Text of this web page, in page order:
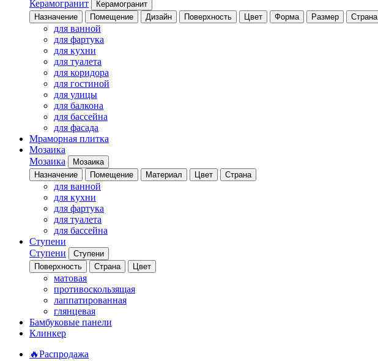
Керамогранит
Керамогранит
Назначение
Помещение Дизайн Поверхность Цвет Форма Размер Страна
для ванной
для фартука
для кухни
для туалета
для коридора
для гостиной
для улицы
для балкона
для бассейна
для фасада
Мраморная плитка
Мозаика
Мозаика
Мозаика
Назначение
Помещение Материал Цвет Страна
для ванной
для кухни
для фартука
для туалета
для бассейна
Ступени
Ступени
Ступени
Поверхность
Страна Цвет
матовая
противоскользящая
лаппатированная
глянцевая
Бамбуковые панели
Клинкер
🔥Распродажа